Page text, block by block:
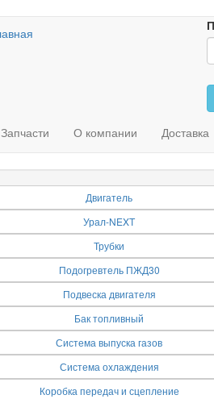
Запчасти О компании Доставка
Двигатель
Урал-NEXT
Трубки
Подогревтель ПЖД30
Подвеска двигателя
Бак топливный
Система выпуска газов
Система охлаждения
Коробка передач и сцепление